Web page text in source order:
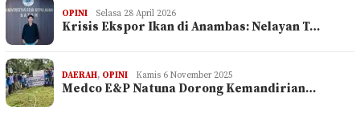
OPINI Selasa 28 April 2026
Krisis Ekspor Ikan di Anambas: Nelayan T…
DAERAH, OPINI Kamis 6 November 2025
Medco E&P Natuna Dorong Kemandirian…